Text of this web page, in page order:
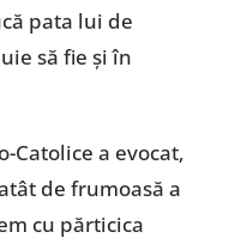
pata lui de
să fie și în
Catolice a evocat,
de frumoasă a
cu părticica